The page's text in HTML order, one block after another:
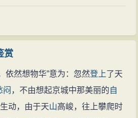
赏
依然想物华”意为：忽然登上了天
闷 ，不由想起京城中那美丽的自
动，由于天山高峻，往上攀爬时